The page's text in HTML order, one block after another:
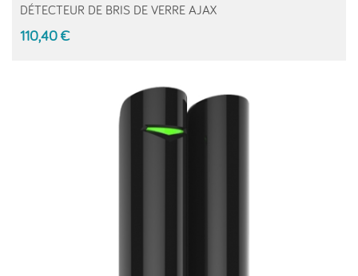
DÉTECTEUR DE BRIS DE VERRE AJAX
110,40 €